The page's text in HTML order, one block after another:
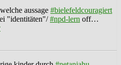
aussage #bielefeldcouragiert
"identitäten"/#npd-lern off…